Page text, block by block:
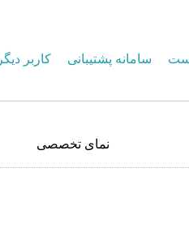
سامانه پشتیبانی کاربر دیگر
نمای تخصصی